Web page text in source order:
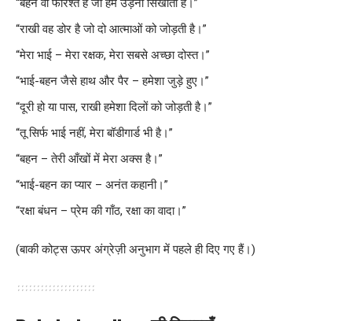
“बहनें वो फरिश्ते हैं जो हमें उड़ना सिखाती हैं।”
“राखी वह डोर है जो दो आत्माओं को जोड़ती है।”
“मेरा भाई – मेरा रक्षक, मेरा सबसे अच्छा दोस्त।”
“भाई-बहन जैसे हाथ और पैर – हमेशा जुड़े हुए।”
“दूरी हो या पास, राखी हमेशा दिलों को जोड़ती है।”
“तू सिर्फ भाई नहीं, मेरा बॉडीगार्ड भी है।”
“बहन – तेरी आँखों में मेरा अक्स है।”
“भाई-बहन का प्यार – अनंत कहानी।”
“रक्षा बंधन – प्रेम की गाँठ, रक्षा का वादा।”
(बाकी कोट्स ऊपर अंग्रेज़ी अनुभाग में पहले ही दिए गए हैं।)